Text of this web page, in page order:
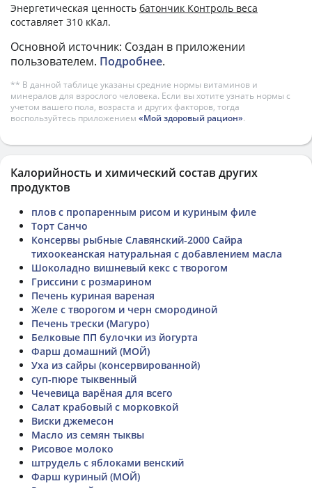
Энергетическая ценность батончик Контроль веса
составляет 310 кКал.
Основной источник: Создан в приложении
пользователем. Подробнее.
** В данной таблице указаны средние нормы витаминов и
минералов для взрослого человека. Если вы хотите узнать нормы с
учетом вашего пола, возраста и других факторов, тогда
воспользуйтесь приложением «Мой здоровый рацион».
Калорийность и химический состав других
продуктов
плов с пропаренным рисом и куриным филе
Торт Санчо
Консервы рыбные Славянский-2000 Сайра
тихоокеанская натуральная с добавлением масла
Шоколадно вишневый кекс с творогом
Гриссини с розмарином
Печень куриная вареная
Желе с творогом и черн смородиной
Печень трески (Магуро)
Белковые ПП булочки из йогурта
Фарш домашний (МОЙ)
Уха из сайры (консервированной)
суп-пюре тыквенный
Чечевица варёная для всего
Салат крабовый с морковкой
Виски джемесон
Масло из семян тыквы
Рисовое молоко
штрудель с яблоками венский
Фарш куриный (МОЙ)